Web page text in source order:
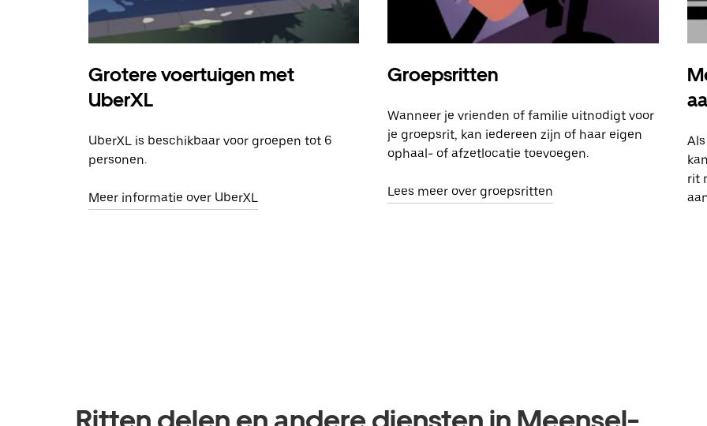
Grotere voertuigen met
UberXL
UberXL is beschikbaar voor groepen tot 6
personen.
Meer informatie over UberXL
Groepsritten
Wanneer je vrienden of familie uitnodigt voor
je groepsrit, kan iedereen zijn of haar eigen
ophaal- of afzetlocatie toevoegen.
Lees meer over groepsritten
rit